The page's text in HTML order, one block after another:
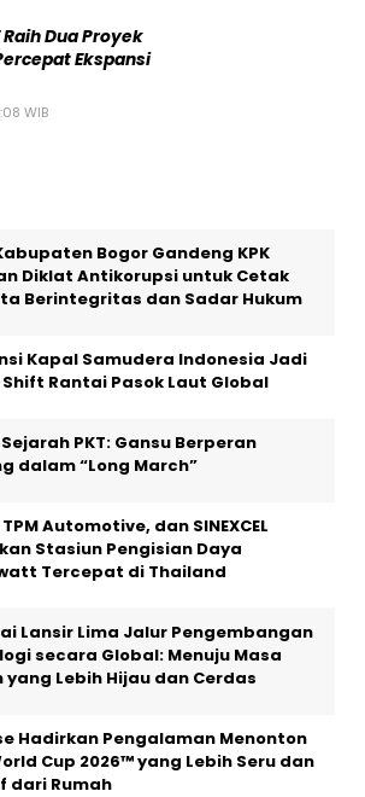
Raih Dua Proyek
Ekspansi
WIB
Bogor Gandeng KPK
Diklat Antikorupsi untuk Cetak
Berintegritas dan Sadar Hukum
Kapal Samudera Indonesia Jadi
Shift Rantai Pasok Laut Global
PKT: Gansu Berperan
dalam “Long March”
TPM Automotive, dan SINEXCEL
Stasiun Pengisian Daya
Tercepat di Thailand
Lansir Lima Jalur Pengembangan
secara Global: Menuju Masa
yang Lebih Hijau dan Cerdas
Hadirkan Pengalaman Menonton
Cup 2026™ yang Lebih Seru dan
dari Rumah